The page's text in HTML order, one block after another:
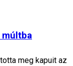
múltba
meg kapuit az